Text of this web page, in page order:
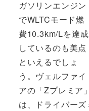
ガソリンエンジン
でWLTCモード燃
費10.3km/Lを達成
しているのも美点
といえるでしょ
う。ヴェルファイ
アの「Zプレミア」
は、ドライバー